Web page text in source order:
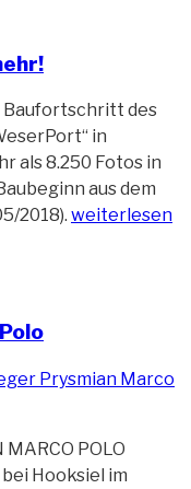
Baufortschritt des
in
als 8.250 Fotos in
aus dem
2018). „Moin
mehr!“
weiterlesen
POLO
Hooksiel im